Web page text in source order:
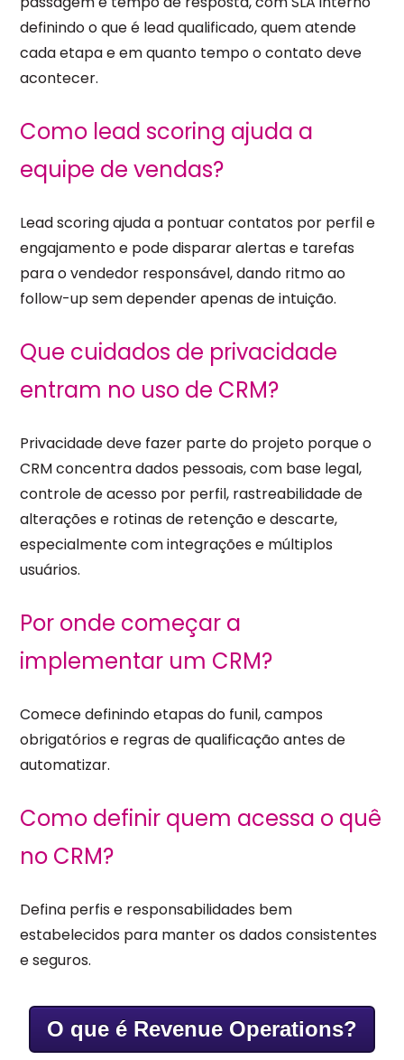
definindo o que é lead qualificado, quem atende
cada etapa e em quanto tempo o contato deve
acontecer.
Como lead scoring ajuda a
equipe de vendas?
Lead scoring ajuda a pontuar contatos por perfil e
engajamento e pode disparar alertas e tarefas
para o vendedor responsável, dando ritmo ao
follow-up sem depender apenas de intuição.
Que cuidados de privacidade
entram no uso de CRM?
Privacidade deve fazer parte do projeto porque o
CRM concentra dados pessoais, com base legal,
controle de acesso por perfil, rastreabilidade de
alterações e rotinas de retenção e descarte,
especialmente com integrações e múltiplos
usuários.
Por onde começar a
implementar um CRM?
Comece definindo etapas do funil, campos
obrigatórios e regras de qualificação antes de
automatizar.
Como definir quem acessa o quê
no CRM?
Defina perfis e responsabilidades bem
estabelecidos para manter os dados consistentes
e seguros.
O que é Revenue Operations?